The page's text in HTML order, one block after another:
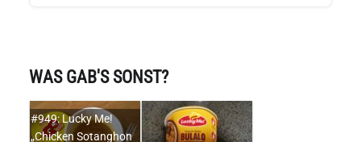
WAS GAB'S SONST?
#949: Lucky Me!
„Chicken Sotanghon